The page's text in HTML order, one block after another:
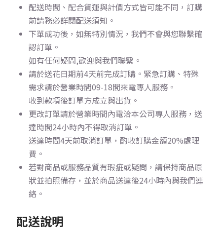
配送時間、配合貨運與計價方式皆可能不同，訂購
前請務必詳閱配送須知。
下單成功後，如無特別情況，我們不會與您聯繫確
認訂單。
如有任何疑問,歡迎與我們聯繫。
請於送花日期前4天前完成訂購。 緊急訂購、特殊
需求請於營業時間09-18間來電專人服務。
收到款項後訂單方成立與出貨。
更改訂單請於營業時間內電洽本公司專人服務，送
達時間24小時內不得取消訂單。
送達時間4天前取消訂單，酌收訂購金額20%處理
費。
若對商品或服務品質有瑕疵或疑問，請保持商品原
狀並拍照備存，並於商品送達後24小時內與我們連
絡。
配送說明